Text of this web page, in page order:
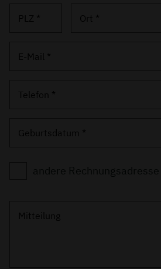
PLZ * Ort *
E-Mail *
Telefon *
Geburtsdatum *
andere Rechnungsadresse
Mitteilung